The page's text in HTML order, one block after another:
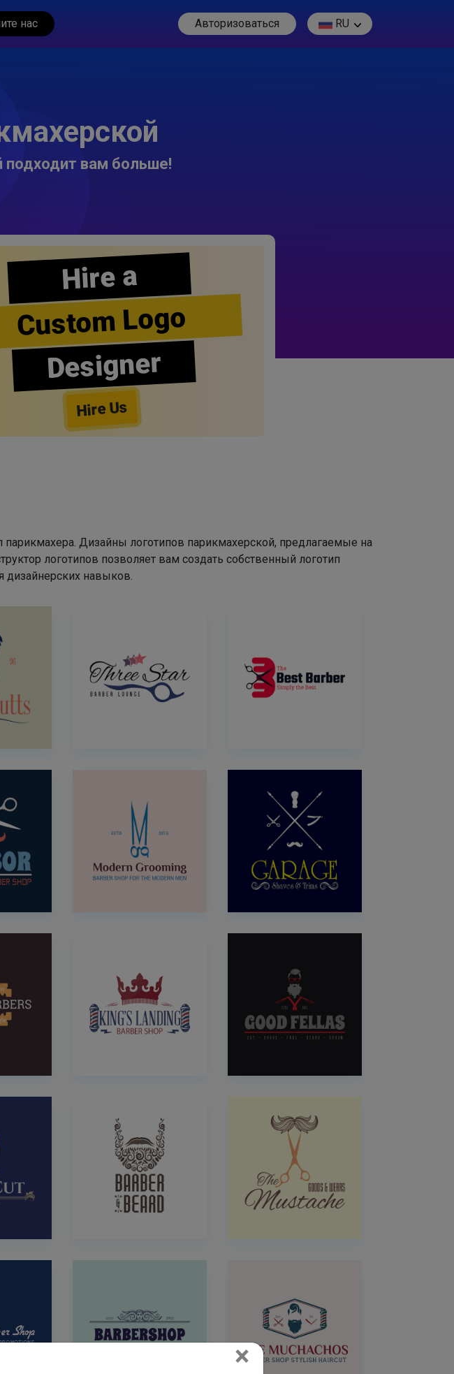
нас Авторизоваться RU
вам больше!
Hire a
Custom Logo
Designer
Hire Us
Дизайны логотипов парикмахерской, предлагаемые на
логотипов позволяет вам создать собственный логотип
дизайнерских навыков.
× Close